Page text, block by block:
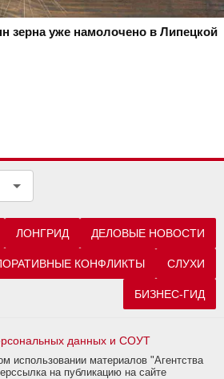
зерна уже намолочено в Липецкой
ЛОНГРИД ДЕЛОВЫЕ НОВОСТИ
КОНФЛИКТЫ СЛУХИ
БИЗНЕС-ГИД
данных и СОУТ
использовании материалов "Агентства
на публикацию на сайте